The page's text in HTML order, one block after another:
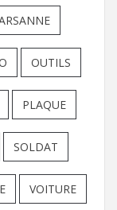
OUTILS
PLAQUE
SOLDAT
VOITURE